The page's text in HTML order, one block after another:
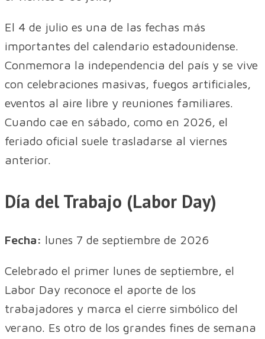
El 4 de julio es una de las fechas más
importantes del calendario estadounidense.
Conmemora la independencia del país y se vive
con celebraciones masivas, fuegos artificiales,
eventos al aire libre y reuniones familiares.
Cuando cae en sábado, como en 2026, el
feriado oficial suele trasladarse al viernes
anterior.
Día del Trabajo (Labor Day)
Fecha: lunes 7 de septiembre de 2026
Celebrado el primer lunes de septiembre, el
Labor Day reconoce el aporte de los
trabajadores y marca el cierre simbólico del
verano. Es otro de los grandes fines de semana